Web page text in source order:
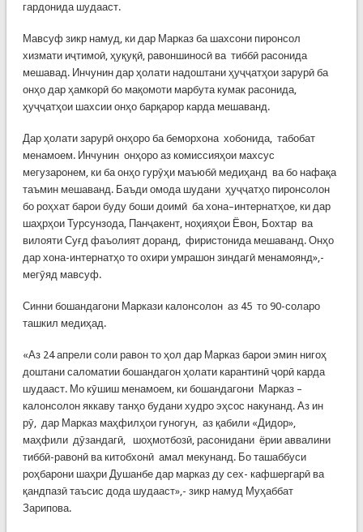
гардонида шудааст.
Мавсуф зикр намуд, ки дар Марказ ба шахсони пиронсол
хизмати иҷтимоӣ, ҳуқуқӣ, равоншиносӣ ва тиббӣ расонида
мешавад. Инчунин дар ҳолати надоштани ҳуҷҷатҳои зарурӣ ба
онҳо дар ҳамкорӣ бо мақомоти марбута кумак расонида,
ҳуҷҷатҳои шахсии онҳо барқарор карда мешаванд.
Дар ҳолати зарурӣ онҳоро ба беморхона хобонида, табобат
менамоем. Инчунин онҳоро аз комиссияҳои махсус
мегузаронем, ки ба онҳо гурӯҳи маъюбӣ медиҳанд ва бо нафақа
таъмин мешаванд. Баъди омода шудани ҳуҷҷатҳо пиронсолон
бо роҳхат барои буду боши доимӣ ба хона–интернатҳое, ки дар
шаҳрҳои Турсунзода, Панҷакент, ноҳияҳои Ёвон, Бохтар ва
вилояти Суғд фаъолият доранд, фиристонида мешаванд. Онҳо
дар хона-интернатҳо то охири умрашон зиндагӣ менамоянд»,-
мегӯяд мавсуф.
Синни бошандагони Маркази калонсолон аз 45 то 90-соларо
ташкил медиҳад.
«Аз 24 апрели соли равон то ҳол дар Марказ барои эмин нигоҳ
доштани саломатии бошандагон ҳолати карантинӣ ҷорӣ карда
шудааст. Мо кӯшиш менамоем, ки бошандагони Марказ –
калонсолон яккаву танҳо будани худро эҳсос накунанд. Аз ин
рӯ, дар Марказ маҳфилҳои гуногун, аз қабили «Дидор»,
маҳфили дӯзандагӣ, шоҳмотбозӣ, расонидани ёрии аввалини
тиббӣ-равонӣ ва китобхонӣ амал мекунанд. Бо ташаббуси
роҳбарони шаҳри Душанбе дар марказ ду сех- кафшергарӣ ва
қандпазӣ таъсис дода шудааст»,- зикр намуд Муҳаббат
Зарипова.